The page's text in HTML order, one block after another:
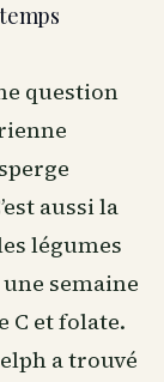
question
aussi la
légumes
semaine
C et folate.
a trouvé